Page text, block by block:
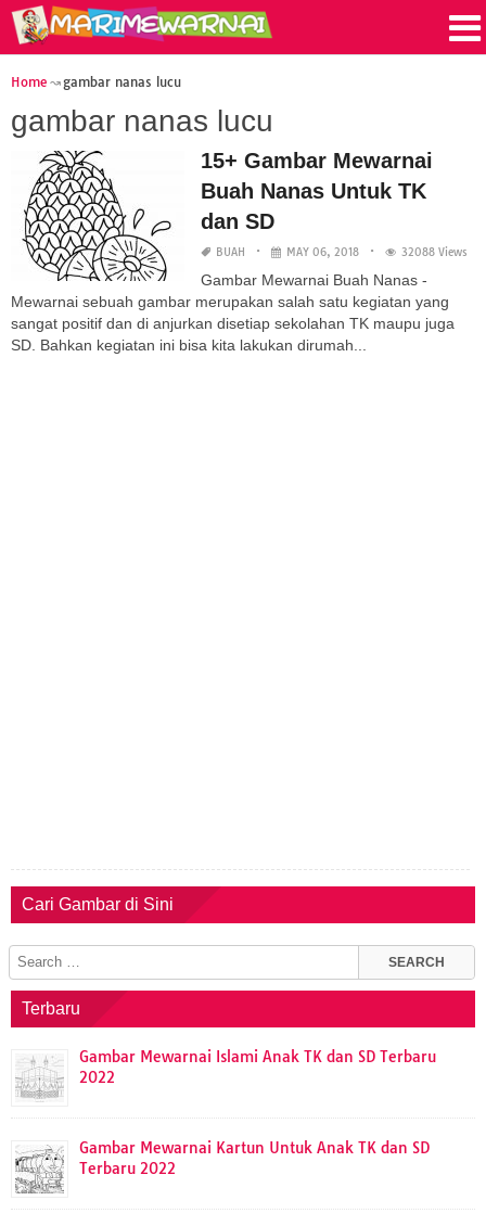
Home gambar nanas lucu
gambar nanas lucu
15+ Gambar Mewarnai
Buah Nanas Untuk TK
dan SD
BUAH MAY 06, 2018 32088 Views
Gambar Mewarnai Buah Nanas -
Mewarnai sebuah gambar merupakan salah satu kegiatan yang
sangat positif dan di anjurkan disetiap sekolahan TK maupu juga
SD. Bahkan kegiatan ini bisa kita lakukan dirumah...
Cari Gambar di Sini
Terbaru
Gambar Mewarnai Islami Anak TK dan SD Terbaru
2022
Gambar Mewarnai Kartun Untuk Anak TK dan SD
Terbaru 2022